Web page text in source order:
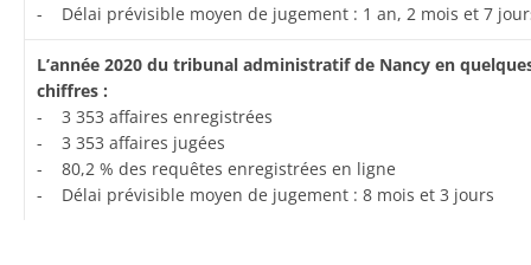
- Délai prévisible moyen de jugement : 1 an, 2 mois et 7
L’année 2020 du tribunal administratif de Nancy en
chiffres :
- 3 353 affaires enregistrées
- 3 353 affaires jugées
- 80,2 % des requêtes enregistrées en ligne
- Délai prévisible moyen de jugement : 8 mois et 3 jours